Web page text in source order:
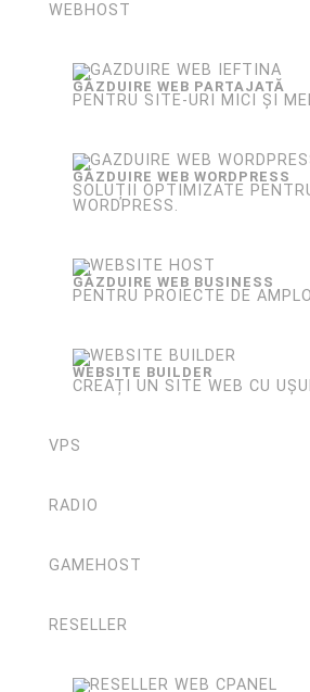
WEBHOST
GĂZDUIRE WEB PARTAJATĂ
PENTRU SITE-URI MICI ȘI
GĂZDUIRE WEB WORDPRESS
SOLUȚII OPTIMIZATE
WORDPRESS.
GĂZDUIRE WEB BUSINESS
PENTRU PROIECTE DE
WEBSITE BUILDER
CREAȚI UN SITE WEB CU
VPS
RADIO
GAMEHOST
RESELLER